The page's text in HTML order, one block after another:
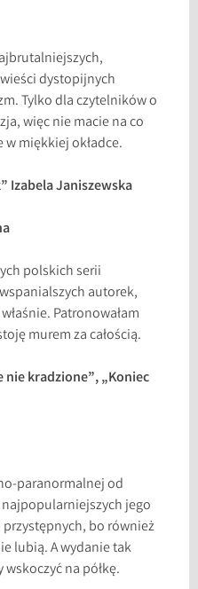
dystopijnych
Tylko dla czytelników o
więc nie macie na co
miękkiej okładce.
Izabela Janiszewska
polskich serii
autorek,
Patronowałam
murem za całością.
nie kradzione”, „Koniec
paranormalnej od
jego
bo również
lubią. A wydanie tak
na półkę.